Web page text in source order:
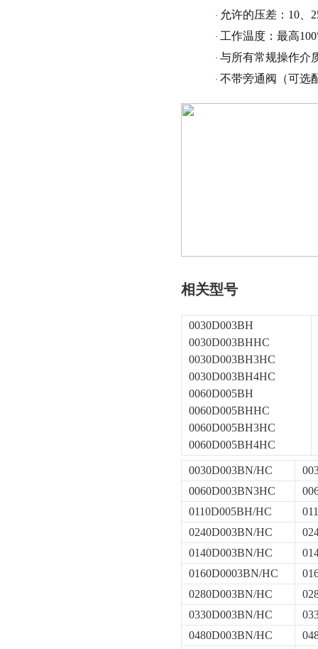
· 允许的压差： 10、
· 工作温度：最高
· 与所有常规操作介
· 不带旁通阀（可选
相关型号
0030D003BH
0030D003BHHC
0030D003BH3HC
0030D003BH4HC
0060D005BH
0060D005BHHC
0060D005BH3HC
0060D005BH4HC
0030D003BN/HC
0060D003BN3HC
0110D005BH/HC
0240D003BN/HC
0140D003BN/HC
0160D0003BN/HC
0280D003BN/HC
0330D003BN/HC
0480D003BN/HC